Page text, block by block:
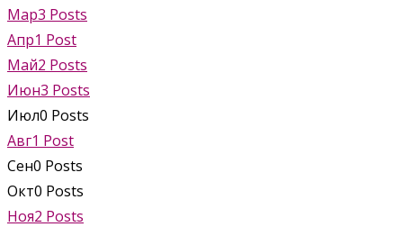
Мар3 Posts
Апр1 Post
Май2 Posts
Июн3 Posts
Июл0 Posts
Авг1 Post
Сен0 Posts
Окт0 Posts
Ноя2 Posts